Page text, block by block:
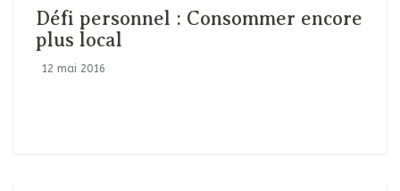
Défi personnel : Consommer encore
plus local
12 mai 2016